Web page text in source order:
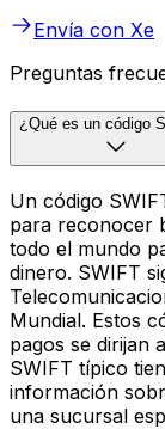
Envía con Xe
Preguntas
¿Qué es un código
Un código
para reconocer
todo el mundo
dinero. SWIFT
Mundial. Estos
pagos se dirijan
SWIFT típico
información
una sucursal